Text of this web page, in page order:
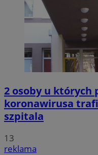
2 osoby u których
koronawirusa
szpitala
13
reklama